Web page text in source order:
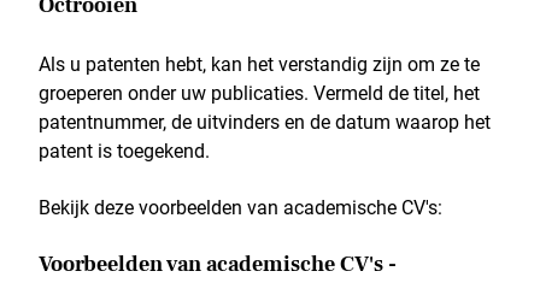
Als u patenten hebt, kan het verstandig zijn om ze te
groeperen onder uw publicaties. Vermeld de titel, het
patentnummer, de uitvinders en de datum waarop het
patent is toegekend.
Bekijk deze voorbeelden van academische CV's:
Voorbeelden van academische CV's -